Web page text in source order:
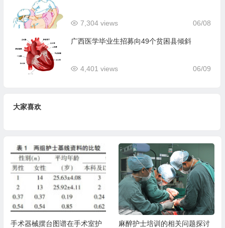
06/08
7,304 views
广西医学毕业生招募向49个贫困县倾斜
06/09
4,401 views
大家喜欢
手术器械摆台图谱在手术室护
麻醉护士培训的相关问题探讨